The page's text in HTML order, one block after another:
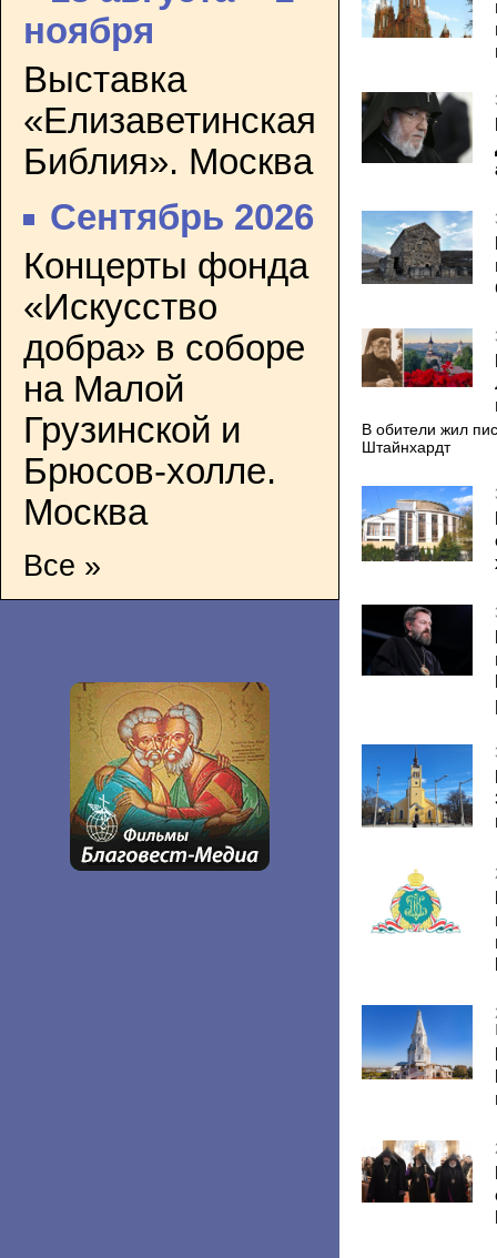
ноября
Выставка
«Елизаветинская
Библия». Москва
Сентябрь 2026
Концерты фонда
«Искусство
добра» в соборе
на Малой
Грузинской и
Брюсов-холле.
Москва
Все »
В обители жил
Штайнхардт